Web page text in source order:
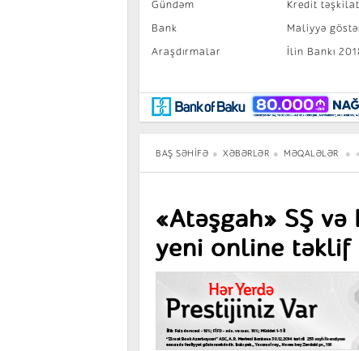
Gündəm
Bank
Araşdırmalar
Maraqlı
BancoTV
Müsahibə
Kredit
Maliyyə
İlin Bankı
BAŞ SƏHIFƏ XƏBƏRLƏR MƏQALƏLƏR
«Atəşgah» SŞ
yeni online təklif